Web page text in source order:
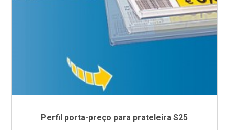
Perfil porta-preço para prateleira S25